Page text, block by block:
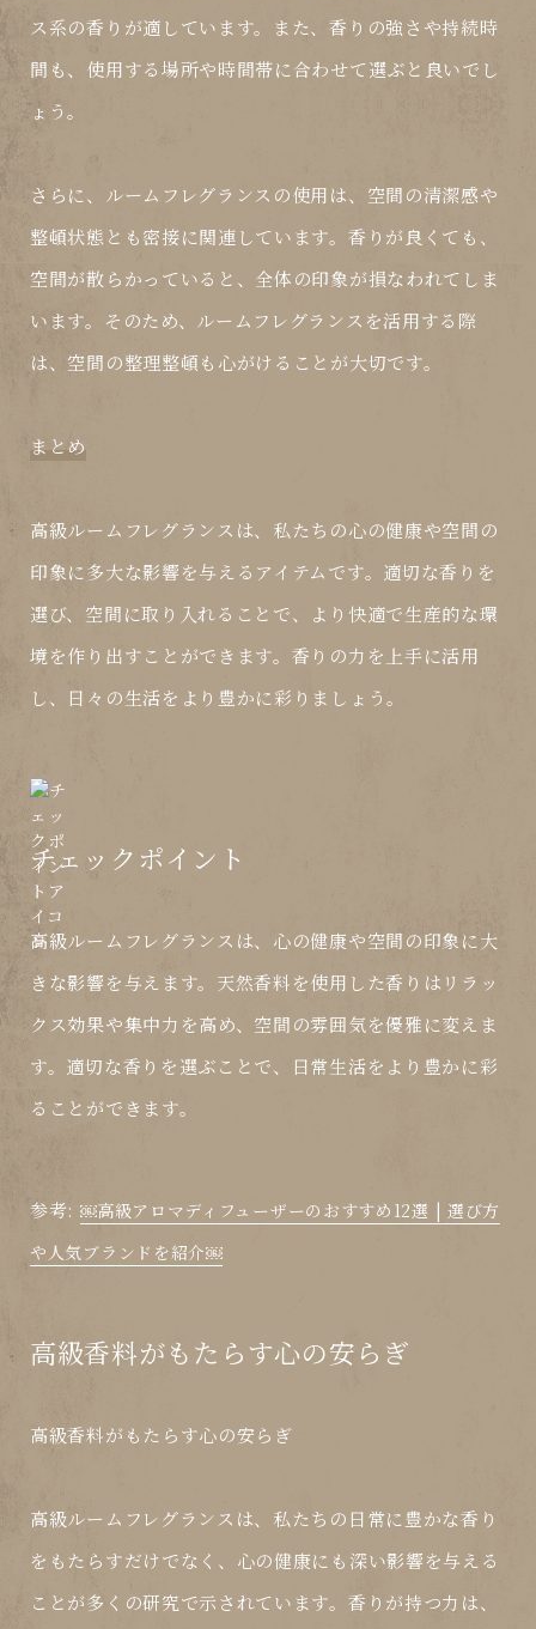
ス系の香りが適しています。また、香りの強さや持続時
間も、使用する場所や時間帯に合わせて選ぶと良いでし
ょう。
さらに、ルームフレグランスの使用は、空間の清潔感や
整頓状態とも密接に関連しています。香りが良くても、
空間が散らかっていると、全体の印象が損なわれてしま
います。そのため、ルームフレグランスを活用する際
は、空間の整理整頓も心がけることが大切です。
まとめ
高級ルームフレグランスは、私たちの心の健康や空間の
印象に多大な影響を与えるアイテムです。適切な香りを
選び、空間に取り入れることで、より快適で生産的な環
境を作り出すことができます。香りの力を上手に活用
し、日々の生活をより豊かに彩りましょう。
チェックポイント
高級ルームフレグランスは、心の健康や空間の印象に大
きな影響を与えます。天然香料を使用した香りはリラッ
クス効果や集中力を高め、空間の雰囲気を優雅に変えま
す。適切な香りを選ぶことで、日常生活をより豊かに彩
ることができます。
参考: ￼高級アロマディフューザーのおすすめ12選 | 選び方
や人気ブランドを紹介￼
高級香料がもたらす心の安らぎ
高級香料がもたらす心の安らぎ
高級ルームフレグランスは、私たちの日常に豊かな香り
をもたらすだけでなく、心の健康にも深い影響を与える
ことが多くの研究で示されています。香りが持つ力は、